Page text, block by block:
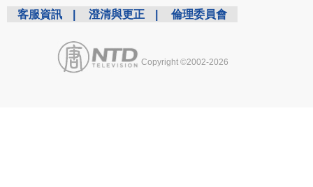
客服資訊 澄清與更正 倫理委員會
Copyright ©2002-2026